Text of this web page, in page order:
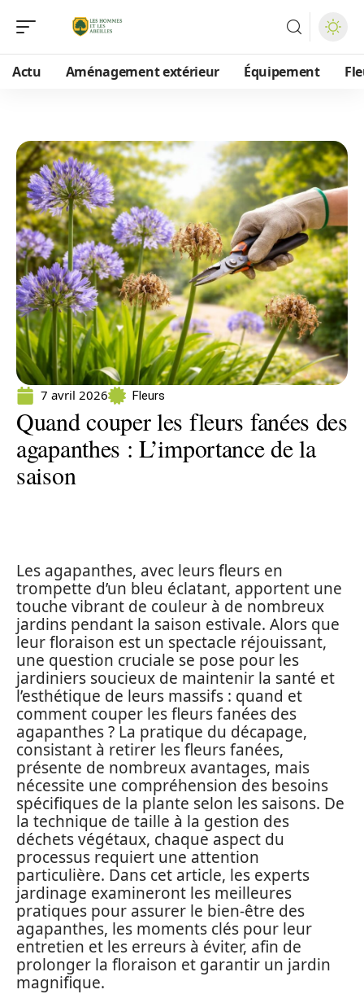
Actu Aménagement extérieur Équipement
7 avril 2026 Fleurs
Quand couper les fleurs fanées des
agapanthes : L’importance de la
saison
Les agapanthes, avec leurs fleurs en
trompette d’un bleu éclatant, apportent une
touche vibrant de couleur à de nombreux
jardins pendant la saison estivale. Alors que
leur floraison est un spectacle réjouissant,
une question cruciale se pose pour les
jardiniers soucieux de maintenir la santé et
l’esthétique de leurs massifs : quand et
comment couper les fleurs fanées des
agapanthes ? La pratique du décapage,
consistant à retirer les fleurs fanées,
présente de nombreux avantages, mais
nécessite une compréhension des besoins
spécifiques de la plante selon les saisons. De
la technique de taille à la gestion des
déchets végétaux, chaque aspect du
processus requiert une attention
particulière. Dans cet article, les experts
jardinage examineront les meilleures
pratiques pour assurer le bien-être des
agapanthes, les moments clés pour leur
entretien et les erreurs à éviter, afin de
prolonger la floraison et garantir un jardin
magnifique.